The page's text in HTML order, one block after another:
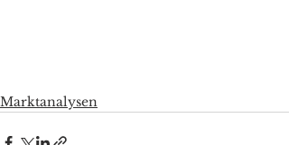
Marktanalysen